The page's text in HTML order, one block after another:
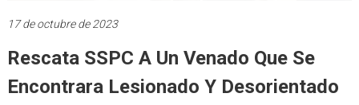
17 de octubre de 2023
Rescata SSPC A Un Venado Que Se
Encontrara Lesionado Y Desorientado